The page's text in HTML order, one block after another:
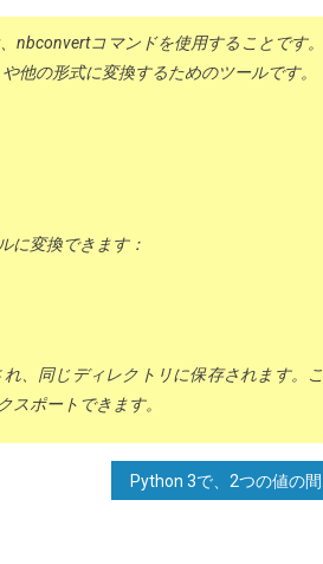
nbconvertコマンドを使用することです。
他の形式に変換するためのツールです。
に変換できます：
、同じディレクトリに保存されます。こ
スポートできます。